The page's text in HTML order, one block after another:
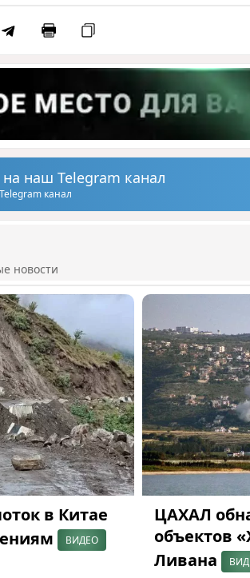
наш Telegram канал
канал
новости
в Китае
ВИДЕО
ЦАХАЛ
объектов
Ливана